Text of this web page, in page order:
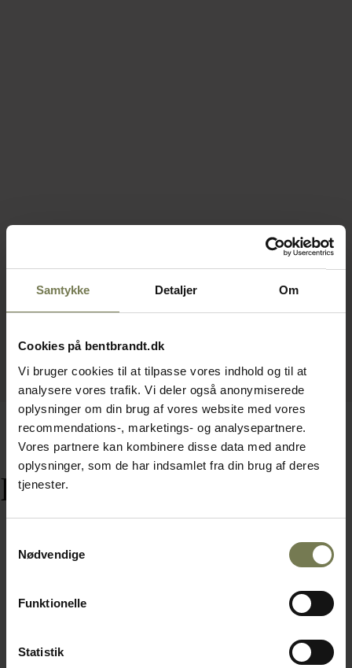
Samtykke Detaljer Om
Cookies på bentbrandt.dk
Vi bruger cookies til at tilpasse vores indhold og til at
analysere vores trafik. Vi deler også anonymiserede
oplysninger om din brug af vores website med vores
recommendations-, marketings- og analysepartnere.
Vores partnere kan kombinere disse data med andre
oplysninger, som de har indsamlet fra din brug af deres
tjenester.
Nødvendige
Funktionelle
Statistik
Relaterede varer